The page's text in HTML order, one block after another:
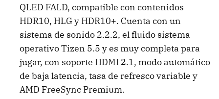
QLED FALD, compatible con contenidos
HDR10, HLG y HDR10+. Cuenta con un
sistema de sonido 2.2.2, el fluido sistema
operativo Tizen 5.5 y es muy completa para
jugar, con soporte HDMI 2.1, modo automático
de baja latencia, tasa de refresco variable y
AMD FreeSync Premium.